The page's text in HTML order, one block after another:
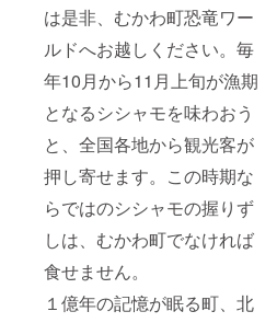
は是非、むかわ町恐竜ワー
ルドへお越しください。毎
年10月から11月上旬が漁期
となるシシャモを味わおう
と、全国各地から観光客が
押し寄せます。この時期な
らではのシシャモの握りず
しは、むかわ町でなければ
食せません。
１億年の記憶が眠る町、北